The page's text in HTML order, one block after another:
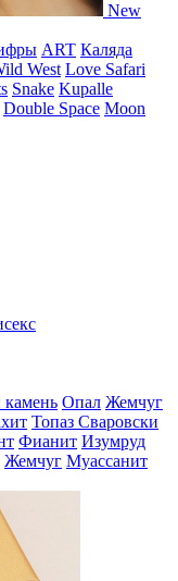
New
ART Каляда
West Love Safari
Snake Kupalle
Double Space Moon
Опал Жемчуг
Топаз Сваровски
Фианит Изумруд
Жемчуг Муассанит